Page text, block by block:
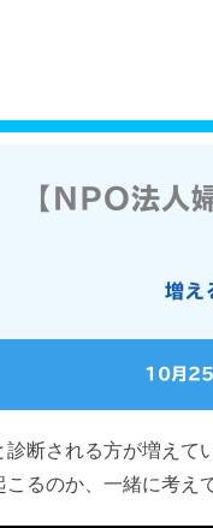
【NPO法人
増え
10月25
断される方が増えて
るのか、一緒に考え